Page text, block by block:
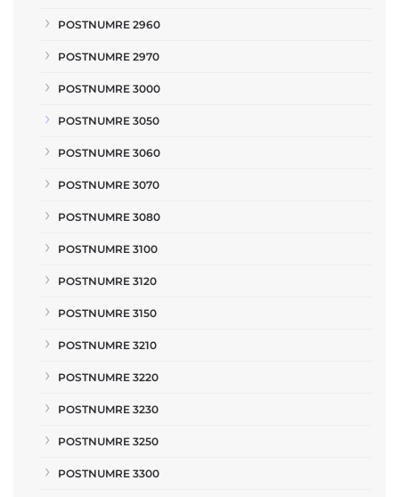
POSTNUMRE 2960
POSTNUMRE 2970
POSTNUMRE 3000
POSTNUMRE 3050
POSTNUMRE 3060
POSTNUMRE 3070
POSTNUMRE 3080
POSTNUMRE 3100
POSTNUMRE 3120
POSTNUMRE 3150
POSTNUMRE 3210
POSTNUMRE 3220
POSTNUMRE 3230
POSTNUMRE 3250
POSTNUMRE 3300